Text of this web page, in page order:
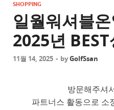
SHOPPING
일월워셔블
2025년
11월 14, 2025 - byGolfSsan
방문해주셔
파트너스 활동으로 소